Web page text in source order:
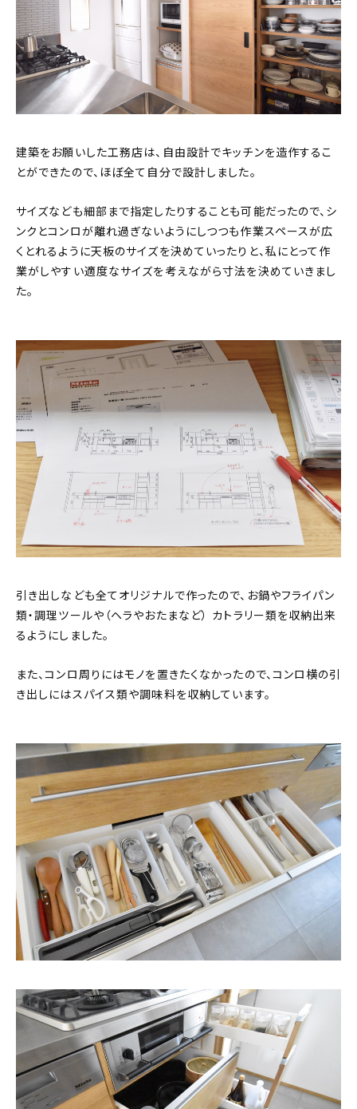
建築をお願いした工務店は、自由設計でキッチンを造作するこ
とができたので、ほぼ全て自分で設計しました。
サイズなども細部まで指定したりすることも可能だったので、シ
ンクとコンロが離れ過ぎないようにしつつも作業スペースが広
くとれるように天板のサイズを決めていったりと、私にとって作
業がしやすい適度なサイズを考えながら寸法を決めていきまし
た。
引き出しなども全てオリジナルで作ったので、お鍋やフライパン
類・調理ツールや（ヘラやおたまなど） カトラリー類を収納出来
るようにしました。
また、コンロ周りにはモノを置きたくなかったので、コンロ横の引
き出しにはスパイス類や調味料を収納しています。